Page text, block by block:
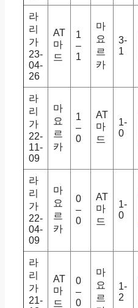
라
리
가
23-
04-
26
AT
마
드
1
–
1
마
요
르
카
3-
1
라
리
가
22-
11-
09
마
요
르
카
1
–
0
AT
마
드
1-
0
라
리
가
22-
04-
09
마
요
르
카
0
–
0
AT
마
드
1-
0
라
리
가
21-
AT
마
드
0
–
0
마
요
르
1-
2